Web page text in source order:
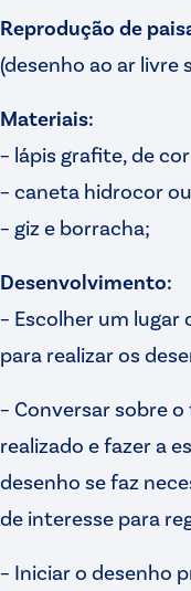
Reprodução de
(desenho ao ar livre
Materiais:
– lápis grafite, de
– caneta hidrocor
– giz e borracha;
Desenvolvimento:
– Escolher um
para realizar os
– Conversar sobre
realizado e fazer a
desenho se faz
de interesse para
– Iniciar o desenho